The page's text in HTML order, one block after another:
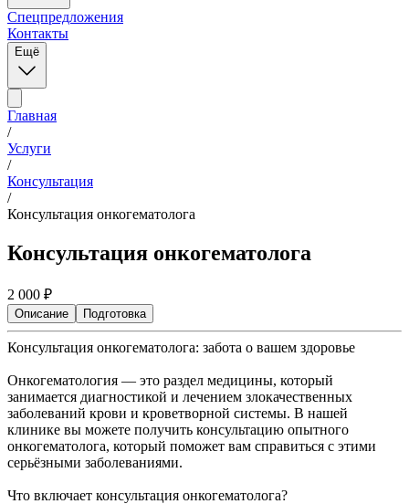
Спецпредложения
Контакты
Ещё
Главная
/
Услуги
/
Консультация
/
Консультация онкогематолога
Консультация онкогематолога
2 000 ₽
Описание Подготовка
Консультация онкогематолога: забота о вашем здоровье
Онкогематология — это раздел медицины, который
занимается диагностикой и лечением злокачественных
заболеваний крови и кроветворной системы. В нашей
клинике вы можете получить консультацию опытного
онкогематолога, который поможет вам справиться с этими
серьёзными заболеваниями.
Что включает консультация онкогематолога?